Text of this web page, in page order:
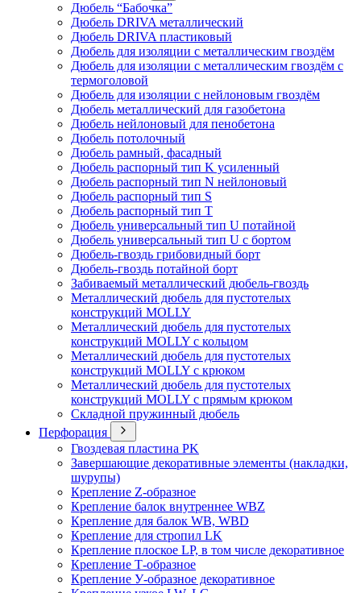
Дюбель “Бабочка”
Дюбель DRIVA металлический
Дюбель DRIVA пластиковый
Дюбель для изоляции с металлическим гвоздём
Дюбель для изоляции с металлическим гвоздём с
термоголовой
Дюбель для изоляции с нейлоновым гвоздём
Дюбель металлический для газобетона
Дюбель нейлоновый для пенобетона
Дюбель потолочный
Дюбель рамный, фасадный
Дюбель распорный тип K усиленный
Дюбель распорный тип N нейлоновый
Дюбель распорный тип S
Дюбель распорный тип T
Дюбель универсальный тип U потайной
Дюбель универсальный тип U с бортом
Дюбель-гвоздь грибовидный борт
Дюбель-гвоздь потайной борт
Забиваемый металлический дюбель-гвоздь
Металлический дюбель для пустотелых
конструкций MOLLY
Металлический дюбель для пустотелых
конструкций MOLLY с кольцом
Металлический дюбель для пустотелых
конструкций MOLLY с крюком
Металлический дюбель для пустотелых
конструкций MOLLY с прямым крюком
Складной пружинный дюбель
Перфорация
Гвоздевая пластина PK
Завершающие декоративные элементы (накладки,
шурупы)
Крепление Z-образное
Крепление балок внутреннее WBZ
Крепление для балок WB, WBD
Крепление для стропил LK
Крепление плоское LP, в том числе декоративное
Крепление Т-образное
Крепление У-образное декоративное